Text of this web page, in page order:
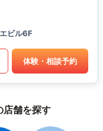
ビル6F
体験・相談予約
店舗を探す